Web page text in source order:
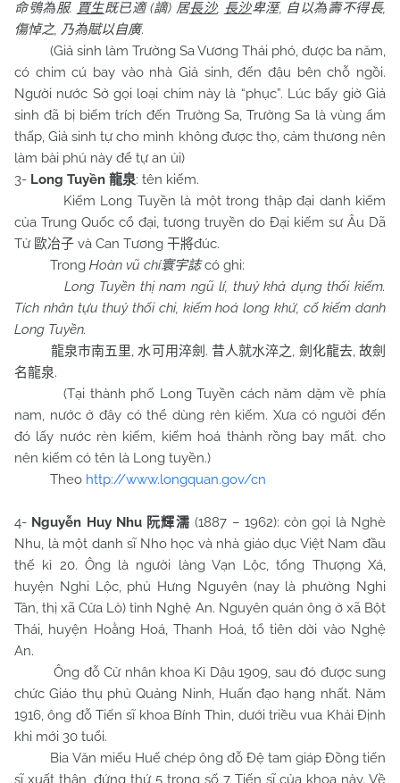
命鴞為服. 賈生既已適(謫) 居長沙, 長沙卑溼, 自以為壽不得長,
傷悼之, 乃為賦以自廣.
(Giả sinh làm Trường Sa Vương Thái phó, được ba năm,
có chim cú bay vào nhà Giả sinh, đến đậu bên chỗ ngồi.
Người nước Sở gọi loại chim này là “phục”. Lúc bấy giờ Giả
sinh đã bị biếm trích đến Trường Sa, Trường Sa là vùng ẩm
thấp, Giả sinh tự cho mình không được thọ, cảm thương nên
làm bài phú này để tự an ủi)
3- Long Tuyền 龍泉: tên kiếm.
Kiếm Long Tuyền là một trong thập đại danh kiếm
của Trung Quốc cổ đại, tương truyền do Đại kiếm sư Âu Dã
Tử 歐冶子 và Can Tương 干將đúc.
Trong Hoàn vũ chí寰宇誌có ghi:
Long Tuyền thị nam ngũ lí, thuỷ khả dụng thối kiếm.
Tích nhân tựu thuỷ thối chi, kiếm hoá long khứ, cố kiếm danh
Long Tuyền.
龍泉巿南五里,水可用淬劍 . 昔人就水淬之, 劍化龍去, 故劍
名龍泉.
(Tại thành phố Long Tuyền cách năm dặm về phía
nam, nước ở đây có thể dùng rèn kiếm. Xưa có người đến
đó lấy nước rèn kiếm, kiếm hoá thành rồng bay mất. cho
nên kiếm có tên là Long tuyền.)
Theo http://www.longquan.gov/cn
4- Nguyễn Huy Nhu 阮輝濡 (1887 – 1962): còn gọi là Nghè
Nhu, là một danh sĩ Nho học và nhà giáo dục Việt Nam đầu
thế kỉ 20. Ông là người làng Vạn Lộc, tổng Thượng Xá,
huyện Nghi Lộc, phủ Hưng Nguyên (nay là phường Nghi
Tân, thị xã Cửa Lò) tỉnh Nghệ An. Nguyên quán ông ở xã Bột
Thái, huyện Hoằng Hoá, Thanh Hoá, tổ tiên dời vào Nghệ
An.
Ông đỗ Cử nhân khoa Kỉ Dậu 1909, sau đó được sung
chức Giáo thụ phủ Quảng Ninh, Huấn đạo hạng nhất. Năm
1916, ông đỗ Tiến sĩ khoa Bính Thìn, dưới triều vua Khải Định
khi mới 30 tuổi.
Bia Văn miếu Huế chép ông đỗ Đệ tam giáp Đồng tiến
sĩ xuất thân, đứng thứ 5 trong số 7 Tiến sĩ của khoa này. Về